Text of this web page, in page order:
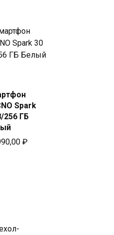
в Beeline
Spark
256 ГБ
₽